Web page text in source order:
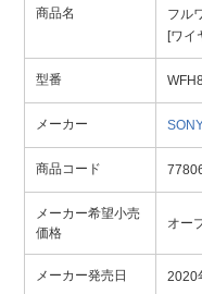
商品名
フル
[ワイ
型番
メーカー
商品コード
メーカー希望小売
価格
オー
メーカー発売日 2020